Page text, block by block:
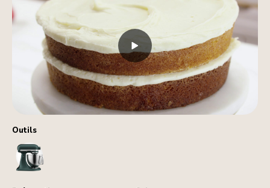
Outils
StandMixer